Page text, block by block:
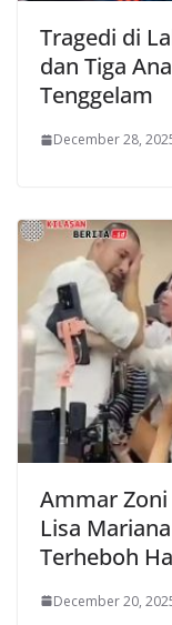
Tragedi di
dan Tiga
Tenggelam
December 28,
Ammar
Lisa
Terheboh
December 20,